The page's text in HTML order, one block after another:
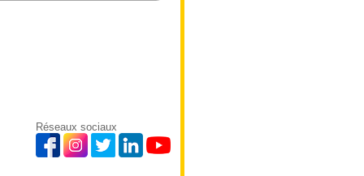
Réseaux sociaux